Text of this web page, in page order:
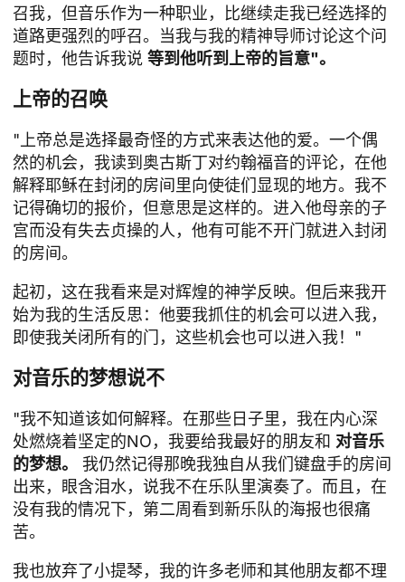
召我，但音乐作为一种职业，比继续走我已经选择的
道路更强烈的呼召。当我与我的精神导师讨论这个问
题时，他告诉我说 等到他听到上帝的旨意"。
上帝的召唤
"上帝总是选择最奇怪的方式来表达他的爱。一个偶
然的机会，我读到奥古斯丁对约翰福音的评论，在他
解释耶稣在封闭的房间里向使徒们显现的地方。我不
记得确切的报价，但意思是这样的。进入他母亲的子
宫而没有失去贞操的人，他有可能不开门就进入封闭
的房间。
起初，这在我看来是对辉煌的神学反映。但后来我开
始为我的生活反思：他要我抓住的机会可以进入我，
即使我关闭所有的门，这些机会也可以进入我！"
对音乐的梦想说不
"我不知道该如何解释。在那些日子里，我在内心深
处燃烧着坚定的NO，我要给我最好的朋友和 对音乐
的梦想。
我仍然记得那晚我独自从我们键盘手的房间
出来，眼含泪水，说我不在乐队里演奏了。而且，在
没有我的情况下，第二周看到新乐队的海报也很痛
苦。
我也放弃了小提琴，我的许多老师和其他朋友都不理